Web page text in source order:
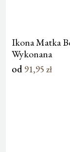
Ikona Matka
Wykonana
od 91,95 zł